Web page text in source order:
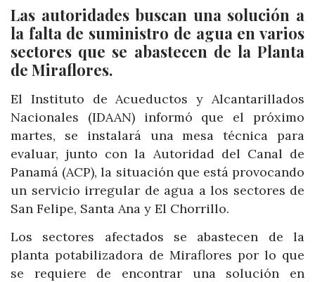
Las autoridades buscan una solución a
la falta de suministro de agua en varios
sectores que se abastecen de la Planta
de Miraflores.
El Instituto de Acueductos y Alcantarillados
Nacionales (IDAAN) informó que el próximo
martes, se instalará una mesa técnica para
evaluar, junto con la Autoridad del Canal de
Panamá (ACP), la situación que está provocando
un servicio irregular de agua a los sectores de
San Felipe, Santa Ana y El Chorrillo.
Los sectores afectados se abastecen de la
planta potabilizadora de Miraflores por lo que
se requiere de encontrar una solución en